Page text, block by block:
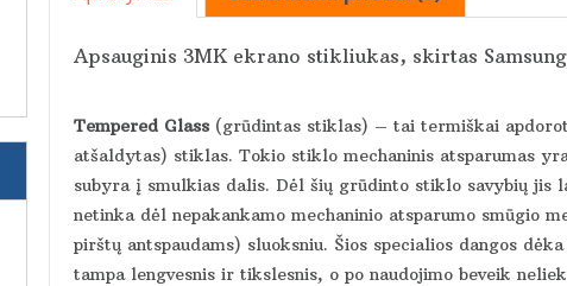
Apsauginis 3MK ekrano stikliukas, skirtas
Tempered Glass (grūdintas stiklas) – tai termiškai
atšaldytas) stiklas. Tokio stiklo mechaninis atsparumas
subyra į smulkias dalis. Dėl šių grūdinto stiklo savybių jis
netinka dėl nepakankamo mechaninio atsparumo smūgio
pirštų antspaudams) sluoksniu. Šios specialios dangos
tampa lengvesnis ir tikslesnis, o po naudojimo beveik